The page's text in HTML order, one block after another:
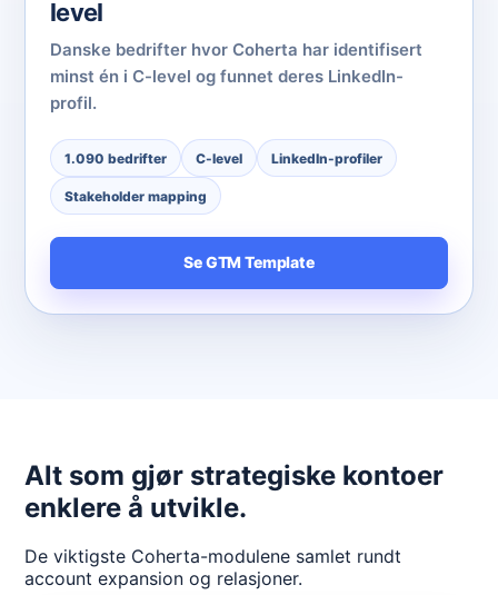
level
Danske bedrifter hvor Coherta har identifisert
minst én i C-level og funnet deres LinkedIn-
profil.
1.090 bedrifter C-level LinkedIn-profiler
Stakeholder mapping
Se GTM Template
Alt som gjør strategiske kontoer
enklere å utvikle.
De viktigste Coherta-modulene samlet rundt
account expansion og relasjoner.